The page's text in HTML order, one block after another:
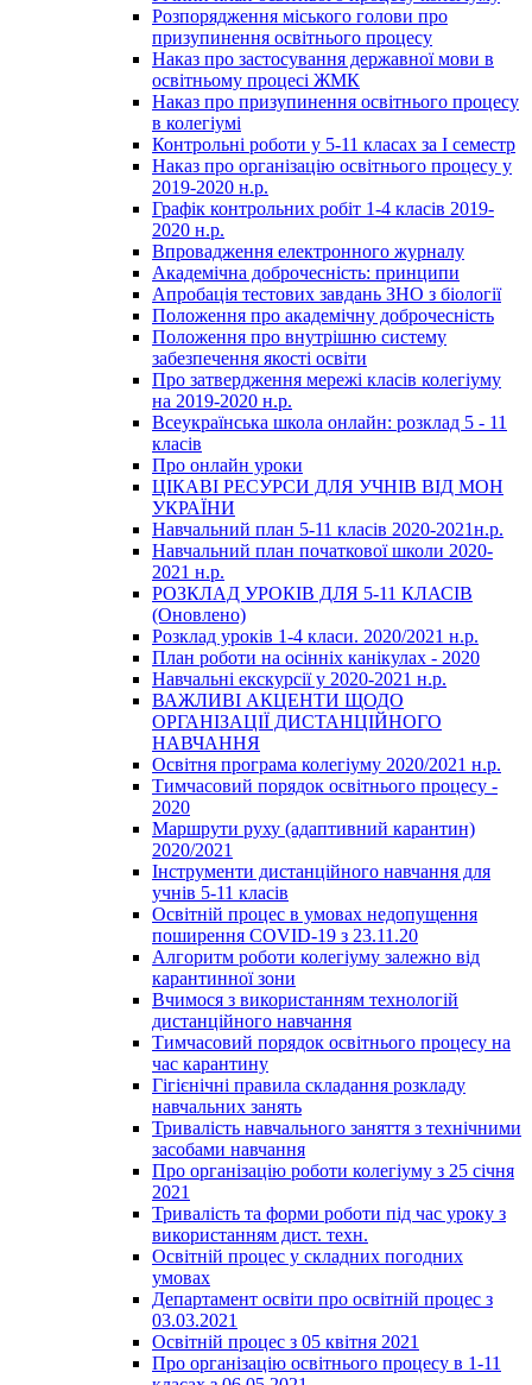
Розпорядження міського голови про
призупинення освітнього процесу
Наказ про застосування державної мови в
освітньому процесі ЖМК
Наказ про призупинення освітнього процесу
в колегіумі
Контрольні роботи у 5-11 класах за І семестр
Наказ про організацію освітнього процесу у
2019-2020 н.р.
Графік контрольних робіт 1-4 класів 2019-
2020 н.р.
Впровадження електронного журналу
Академічна доброчесність: принципи
Апробація тестових завдань ЗНО з біології
Положення про академічну доброчесність
Положення про внутрішню систему
забезпечення якості освіти
Про затвердження мережі класів колегіуму
на 2019-2020 н.р.
Всеукраїнська школа онлайн: розклад 5 - 11
класів
Про онлайн уроки
ЦІКАВІ РЕСУРСИ ДЛЯ УЧНІВ ВІД МОН
УКРАЇНИ
Навчальний план 5-11 класів 2020-2021н.р.
Навчальний план початкової школи 2020-
2021 н.р.
РОЗКЛАД УРОКІВ ДЛЯ 5-11 КЛАСІВ
(Оновлено)
Розклад уроків 1-4 класи. 2020/2021 н.р.
План роботи на осінніх канікулах - 2020
Навчальні екскурсії у 2020-2021 н.р.
ВАЖЛИВІ АКЦЕНТИ ЩОДО
ОРГАНІЗАЦІЇ ДИСТАНЦІЙНОГО
НАВЧАННЯ
Освітня програма колегіуму 2020/2021 н.р.
Тимчасовий порядок освітнього процесу -
2020
Маршрути руху (адаптивний карантин)
2020/2021
Інструменти дистанційного навчання для
учнів 5-11 класів
Освітній процес в умовах недопущення
поширення COVID-19 з 23.11.20
Алгоритм роботи колегіуму залежно від
карантинної зони
Вчимося з використанням технологій
дистанційного навчання
Тимчасовий порядок освітнього процесу на
час карантину
Гігієнічні правила складання розкладу
навчальних занять
Тривалість навчального заняття з технічними
засобами навчання
Про організацію роботи колегіуму з 25 січня
2021
Тривалість та форми роботи під час уроку з
використанням дист. техн.
Освітній процес у складних погодних
умовах
Департамент освіти про освітній процес з
03.03.2021
Освітній процес з 05 квітня 2021
Про організацію освітнього процесу в 1-11